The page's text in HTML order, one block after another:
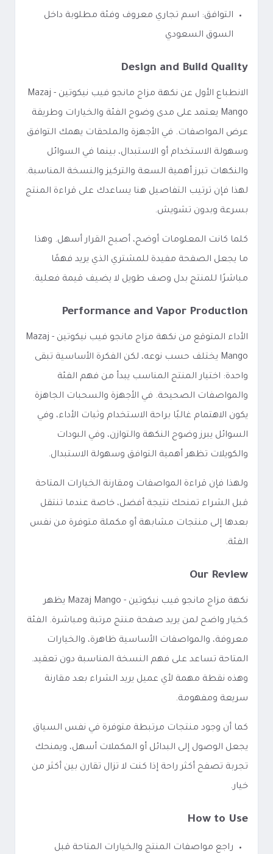
التوافق: اسم تجاري معروف وفئة مطلوبة داخل
السوق السعودي
Design and Build Quality
الانطباع الأول عن نكهة مزاج مانجو فيب نيكوتين - Mazaj
Mango يعتمد على مدى وضوح الفئة والخيارات وطريقة
عرض المواصفات. في الأجهزة والملحقات يهمك التوافق
وسهولة الاستخدام أو الاستبدال، بينما في السوائل
والنكهات تبرز أهمية السعة والتركيز والنسخة المناسبة.
لهذا فإن ترتيب التفاصيل هنا يساعدك على قراءة المنتج
بسرعة وبدون تشويش.
كلما كانت المعلومات أوضح، أصبح القرار أسهل. وهذا
ما يجعل الصفحة مفيدة للمشتري الذي يريد فهمًا
مباشرًا للمنتج بدل وصف طويل لا يضيف قيمة فعلية.
Performance and Vapor Production
الأداء المتوقع من نكهة مزاج مانجو فيب نيكوتين - Mazaj
Mango يختلف حسب نوعه، لكن الفكرة الأساسية تبقى
واحدة: اختيار المنتج المناسب يبدأ من فهم الفئة
والمواصفات الصحيحة. في الأجهزة والسحبات الجاهزة
يكون الاهتمام غالبًا براحة الاستخدام وثبات الأداء، وفي
السوائل يبرز وضوح النكهة والتوازن، وفي البودات
والكويلات تظهر أهمية التوافق وسهولة الاستبدال.
ولهذا فإن قراءة المواصفات ومقارنة الخيارات المتاحة
قبل الشراء تمنحك نتيجة أفضل، خاصة عندما تنتقل
بعدها إلى منتجات مشابهة أو مكملة متوفرة من نفس
الفئة.
Our Review
نكهة مزاج مانجو فيب نيكوتين - Mazaj Mango يظهر
كخيار واضح لمن يريد صفحة منتج مرتبة ومباشرة. الفئة
معروفة، والمواصفات الأساسية ظاهرة، والخيارات
المتاحة تساعد على فهم النسخة المناسبة دون تعقيد.
وهذه نقطة مهمة لأي عميل يريد الشراء بعد مقارنة
سريعة ومفهومة.
كما أن وجود منتجات مرتبطة متوفرة في نفس السياق
يجعل الوصول إلى البدائل أو المكملات أسهل، ويمنحك
تجربة تصفح أكثر راحة إذا كنت لا تزال تقارن بين أكثر من
خيار.
How to Use
راجع مواصفات المنتج والخيارات المتاحة قبل